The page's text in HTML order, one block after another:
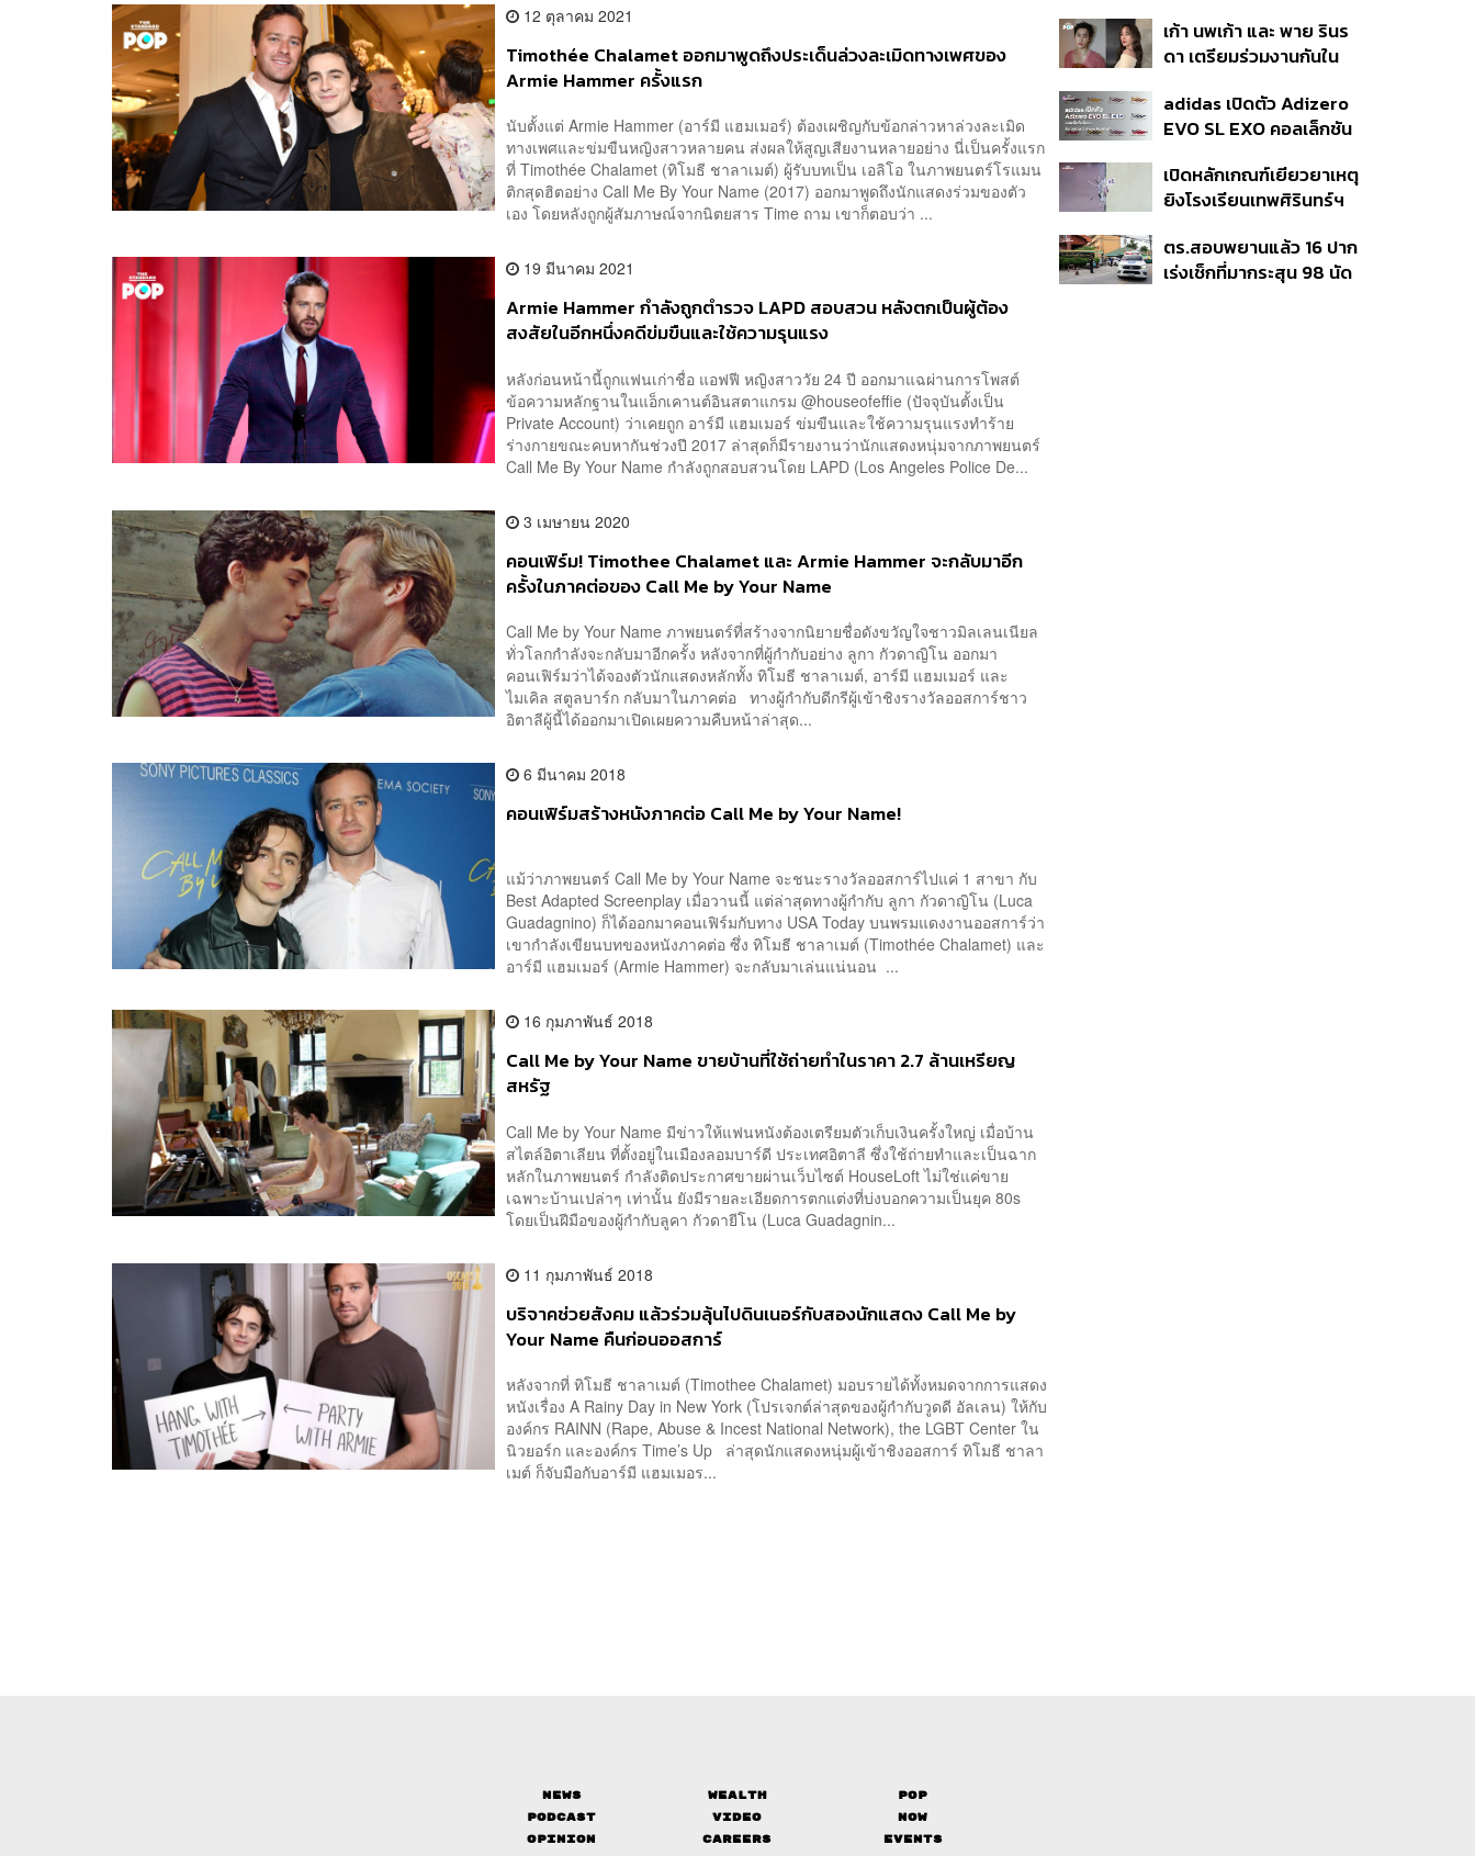
12 ตุลาคม 2021
Timothée Chalamet ออกมาพูดถึงประเด็นล่วงละเมิดทางเพศของ
Armie Hammer ครั้งแรก
นับตั้งแต่ Armie Hammer (อาร์มี แฮมเมอร์) ต้องเผชิญกับข้อกล่าวหาล่วงละเมิด
ทางเพศและข่มขืนหญิงสาวหลายคน ส่งผลให้สูญเสียงานหลายอย่าง นี่เป็นครั้งแรก
ที่ Timothée Chalamet (ทิโมธี ชาลาเมต์) ผู้รับบทเป็น เอลิโอ ในภาพยนตร์โรแมน
ติกสุดฮิตอย่าง Call Me By Your Name (2017) ออกมาพูดถึงนักแสดงร่วมของตัว
เอง โดยหลังถูกผู้สัมภาษณ์จากนิตยสาร Time ถาม เขาก็ตอบว่า ...
19 มีนาคม 2021
Armie Hammer กำลังถูกตำรวจ LAPD สอบสวน หลังตกเป็นผู้ต้อง
สงสัยในอีกหนึ่งคดีข่มขืนและใช้ความรุนแรง
หลังก่อนหน้านี้ถูกแฟนเก่าชื่อ แอฟฟี หญิงสาววัย 24 ปี ออกมาแฉผ่านการโพสต์
ข้อความหลักฐานในแอ็กเคานต์อินสตาแกรม @houseofeffie (ปัจจุบันตั้งเป็น
Private Account) ว่าเคยถูก อาร์มี แฮมเมอร์ ข่มขืนและใช้ความรุนแรงทำร้าย
ร่างกายขณะคบหากันช่วงปี 2017 ล่าสุดก็มีรายงานว่านักแสดงหนุ่มจากภาพยนตร์
Call Me By Your Name กำลังถูกสอบสวนโดย LAPD (Los Angeles Police De...
3 เมษายน 2020
คอนเฟิร์ม! Timothee Chalamet และ Armie Hammer จะกลับมาอีก
ครั้งในภาคต่อของ Call Me by Your Name
Call Me by Your Name ภาพยนตร์ที่สร้างจากนิยายชื่อดังขวัญใจชาวมิลเลนเนียล
ทั่วโลกกำลังจะกลับมาอีกครั้ง หลังจากที่ผู้กำกับอย่าง ลูกา กัวดาญิโน ออกมา
คอนเฟิร์มว่าได้จองตัวนักแสดงหลักทั้ง ทิโมธี ชาลาเมต์, อาร์มี แฮมเมอร์ และ
ไมเคิล สตูลบาร์ก กลับมาในภาคต่อ ทางผู้กำกับดีกรีผู้เข้าชิงรางวัลออสการ์ชาว
อิตาลีผู้นี้ได้ออกมาเปิดเผยความคืบหน้าล่าสุด...
6 มีนาคม 2018
คอนเฟิร์มสร้างหนังภาคต่อ Call Me by Your Name!
แม้ว่าภาพยนตร์ Call Me by Your Name จะชนะรางวัลออสการ์ไปแค่ 1 สาขา กับ
Best Adapted Screenplay เมื่อวานนี้ แต่ล่าสุดทางผู้กำกับ ลูกา กัวดาญิโน (Luca
Guadagnino) ก็ได้ออกมาคอนเฟิร์มกับทาง USA Today บนพรมแดงงานออสการ์ว่า
เขากำลังเขียนบทของหนังภาคต่อ ซึ่ง ทิโมธี ชาลาเมต์ (Timothée Chalamet) และ
อาร์มี แฮมเมอร์ (Armie Hammer) จะกลับมาเล่นแน่นอน ...
16 กุมภาพันธ์ 2018
Call Me by Your Name ขายบ้านที่ใช้ถ่ายทำในราคา 2.7 ล้านเหรียญ
สหรัฐ
Call Me by Your Name มีข่าวให้แฟนหนังต้องเตรียมตัวเก็บเงินครั้งใหญ่ เมื่อบ้าน
สไตล์อิตาเลียน ที่ตั้งอยู่ในเมืองลอมบาร์ดี ประเทศอิตาลี ซึ่งใช้ถ่ายทำและเป็นฉาก
หลักในภาพยนตร์ กำลังติดประกาศขายผ่านเว็บไซต์ HouseLoft ไม่ใช่แค่ขาย
เฉพาะบ้านเปล่าๆ เท่านั้น ยังมีรายละเอียดการตกแต่งที่บ่งบอกความเป็นยุค 80s
โดยเป็นฝีมือของผู้กำกับลูคา กัวดายีโน (Luca Guadagnin...
11 กุมภาพันธ์ 2018
บริจาคช่วยสังคม แล้วร่วมลุ้นไปดินเนอร์กับสองนักแสดง Call Me by
Your Name คืนก่อนออสการ์
หลังจากที่ ทิโมธี ชาลาเมต์ (Timothee Chalamet) มอบรายได้ทั้งหมดจากการแสดง
หนังเรื่อง A Rainy Day in New York (โปรเจกต์ล่าสุดของผู้กำกับวูดดี อัลเลน) ให้กับ
องค์กร RAINN (Rape, Abuse & Incest National Network), the LGBT Center ใน
นิวยอร์ก และองค์กร Time’s Up ล่าสุดนักแสดงหนุ่มผู้เข้าชิงออสการ์ ทิโมธี ชาลา
เมต์ ก็จับมือกับอาร์มี แฮมเมอร...
แม้ศาลสูงสุดเคยตัดสิน
คัดค้าน
เก้า นพเก้า และ พาย รินร
ดา เตรียมร่วมงานกันใน
Taste In Time’
adidas เปิดตัว Adizero
EVO SL EXO คอลเล็กชัน
Football
เปิดหลักเกณฑ์เยียวยาเหตุ
ยิงโรงเรียนเทพศิรินทร์ฯ
เจ็บสูงสุด 1 แสน เยียวยา
จิตใจ 5 ระดับ
ตร.สอบพยานแล้ว 16 ปาก
เร่งเช็กที่มากระสุน 98 นัด
News Wealth
Pop
Podcast
Video
Now
Opinion
Careers
Events